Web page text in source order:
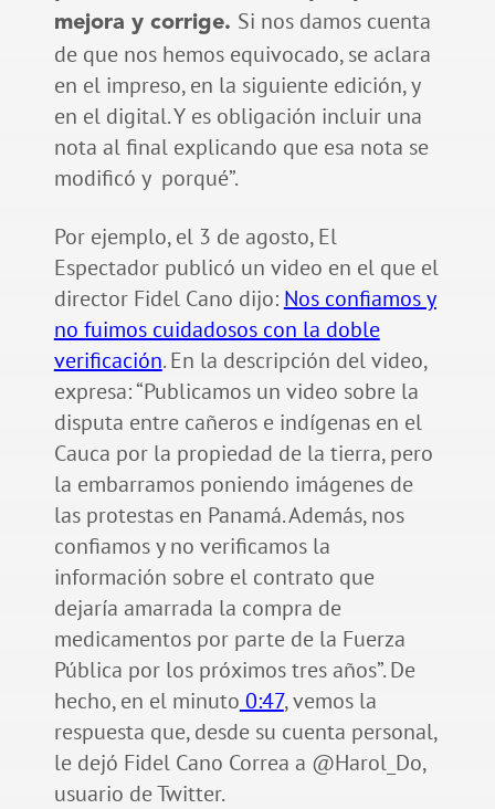
mejora y corrige. Si nos damos cuenta
de que nos hemos equivocado, se aclara
en el impreso, en la siguiente edición, y
en el digital. Y es obligación incluir una
nota al final explicando que esa nota se
modificó y porqué”.
Por ejemplo, el 3 de agosto, El
Espectador publicó un video en el que el
director Fidel Cano dijo: Nos confiamos y
no fuimos cuidadosos con la doble
verificación. En la descripción del video,
expresa: “Publicamos un video sobre la
disputa entre cañeros e indígenas en el
Cauca por la propiedad de la tierra, pero
la embarramos poniendo imágenes de
las protestas en Panamá. Además, nos
confiamos y no verificamos la
información sobre el contrato que
dejaría amarrada la compra de
medicamentos por parte de la Fuerza
Pública por los próximos tres años”. De
hecho, en el minuto 0:47, vemos la
respuesta que, desde su cuenta personal,
le dejó Fidel Cano Correa a @Harol_Do,
usuario de Twitter.